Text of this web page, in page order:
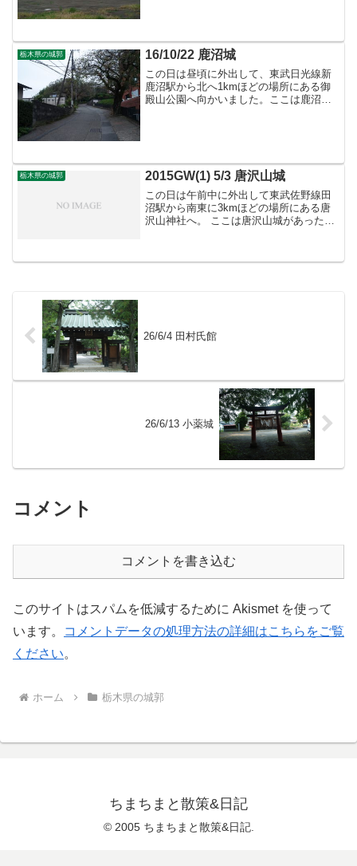
栃木県の城郭 16/10/22 鹿沼城
この日は昼頃に外出して、東武日光線新
鹿沼駅から北へ1kmほどの場所にある御
殿山公園へ向かいました。ここは鹿沼城
栃木県の城郭 2015GW(1) 5/3 唐沢山城
この日は午前中に外出して東武佐野線田
沼駅から南東に3kmほどの場所にある唐
沢山神社へ。 ここは唐沢山城があった場
ら折りの上り道となります。 （中）城域
26/6/4 田村氏館
26/6/13 小薬城
コメント
コメントを書き込む
このサイトはスパムを低減するために Akismet を使って
います。
コメントデータの処理方法の詳細はこちらをご覧
ください。
ホーム 栃木県の城郭
ちまちまと散策&日記
© 2005 ちまちまと散策&日記.